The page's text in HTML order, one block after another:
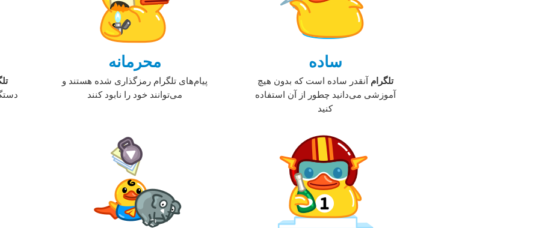
ساده
تلگرام آنقدر ساد‌ه است که بدون هیچ
آموزشی می‌دانید چطور از آن استفاده
کنید
محرمانه
پیام‌های تلگرام رمزگذاری شده هستند و
می‌توانند خود را نابود کنند